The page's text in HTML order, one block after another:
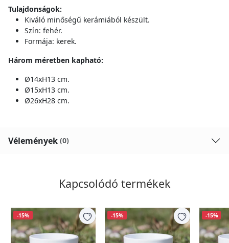
Tulajdonságok:
Kiváló minőségű kerámiából készült.
Szín: fehér.
Formája: kerek.
Három méretben kapható:
Ø14xH13 cm.
Ø15xH13 cm.
Ø26xH28 cm.
Vélemények (0)
Kapcsolódó termékek
-15% -15% -15%